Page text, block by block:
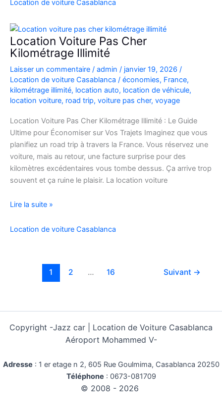
au
Maroc
pour
explorer
l’Atlas
et
le
Location de voiture Casablanca
Location Voiture Pas Cher
Kilométrage Illimité
Laisser un commentaire / admin / janvier 19, 2026 /
Location de voiture Casablanca / économies, France,
kilométrage illimité, location auto, location de véhicule,
location voiture, road trip, voiture pas cher, voyage
Location Voiture Pas Cher Kilométrage Illimité : Le Guide
Ultime pour Économiser sur Vos Trajets Imaginez que vous
planifiez un road trip à travers la France. Vous réservez une
voiture, mais au retour, une facture surprise pour des
kilomètres excédentaires vous tombe dessus. Ça arrive trop
souvent et ça ruine le plaisir. La location voiture
Location
Pas
Lire la suite »
Location de voiture Casablanca
1 2 … 16 Suivant →
Copyright -Jazz car | Location de Voiture Casablanca
Aéroport Mohammed V-
Adresse : 1 er etage n 2, 605 Rue Goulmima, Casablanca 20250
Téléphone : 0673-081709
© 2008 - 2026